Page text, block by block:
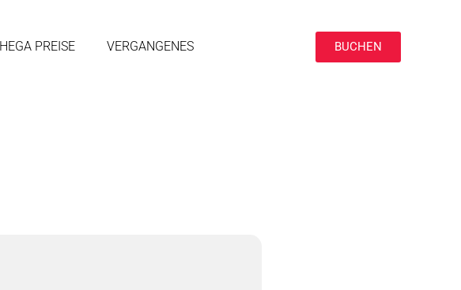
PREISE VERGANGENES BUCHEN